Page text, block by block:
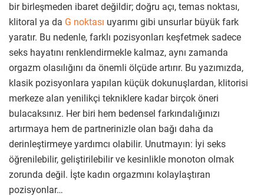
bir birleşmeden ibaret değildir; doğru açı, temas noktası,
klitoral ya da G noktası uyarımı gibi unsurlar büyük fark
yaratır. Bu nedenle, farklı pozisyonları keşfetmek sadece
seks hayatını renklendirmekle kalmaz, aynı zamanda
orgazm olasılığını da önemli ölçüde artırır. Bu yazımızda,
klasik pozisyonlara yapılan küçük dokunuşlardan, klitorisi
merkeze alan yenilikçi tekniklere kadar birçok öneri
bulacaksınız. Her biri hem bedensel farkındalığınızı
artırmaya hem de partnerinizle olan bağı daha da
derinleştirmeye yardımcı olabilir. Unutmayın: İyi seks
öğrenilebilir, geliştirilebilir ve kesinlikle monoton olmak
zorunda değil. İşte kadın orgazmını kolaylaştıran
pozisyonlar…